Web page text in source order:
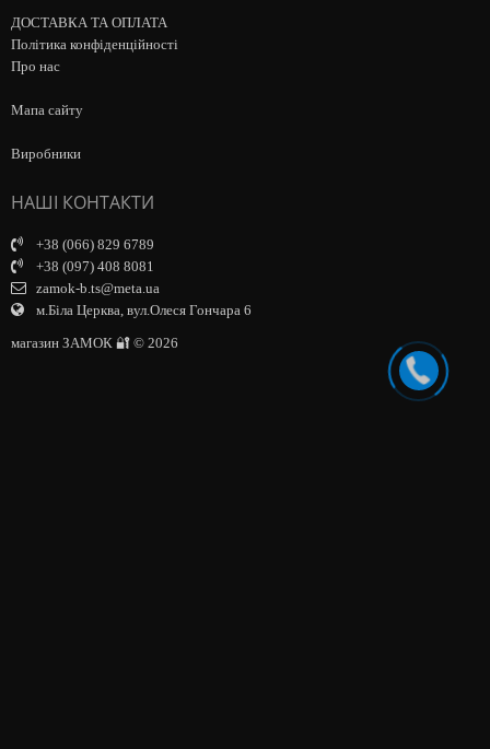
ДОСТАВКА ТА ОПЛАТА
Політика конфіденційності
Про нас
Мапа сайту
Виробники
НАШІ КОНТАКТИ
+38 (066) 829 6789
+38 (097) 408 8081
zamok-b.ts@meta.ua
м.Біла Церква, вул.Олеся Гончара 6
магазин ЗАМОК 🔐 © 2026